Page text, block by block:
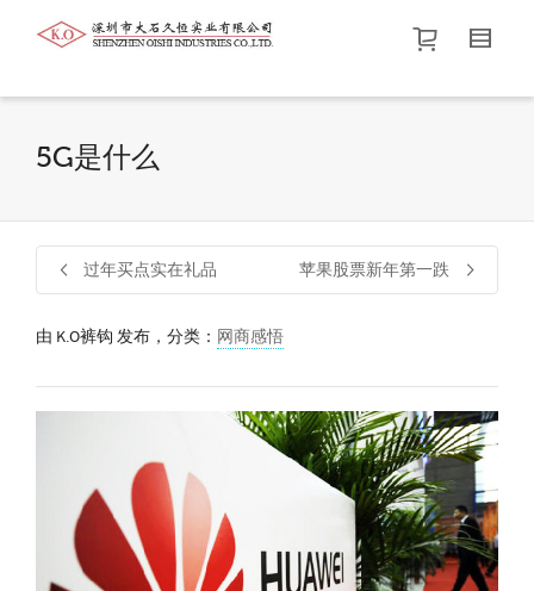
帮我查找新的衬衫尺码
价格介于
5G是什么
过年买点实在礼品 苹果股票新年第一跌
由 K.O裤钩 发布，分类： 网商感悟